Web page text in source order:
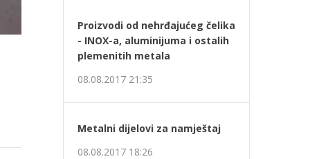
Proizvodi od nehrđajućeg čelika
- INOX-a, aluminijuma i ostalih
plemenitih metala
08.08.2017 21:35
Metalni dijelovi za namještaj
08.08.2017 18:26